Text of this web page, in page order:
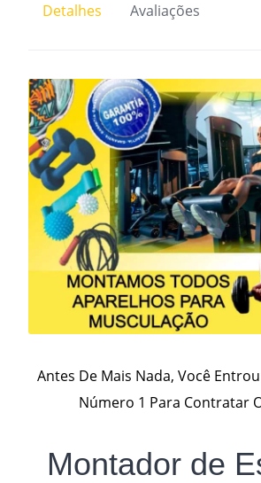
Detalhes Avaliações
Antes De Mais Nada, Você
Número 1 Para Contratar
Montador de